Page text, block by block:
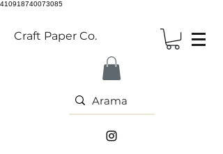
410918740073085
Craft Paper Co.